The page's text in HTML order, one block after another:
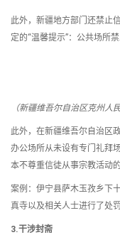
此外，新疆地方部门还禁止
定的“温馨提示”：公共场所
（新疆维吾尔自治区克州人
此外，在新疆维吾尔自治区
办公场所从未设有专门礼拜
本不尊重信徒从事宗教活动的
案例：伊宁县萨木玉孜乡下
真寺以及相关人士进行了处
3.干涉封斋